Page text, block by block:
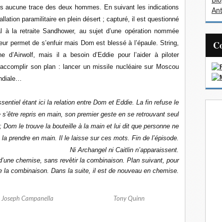
aucune trace des deux hommes. En suivant les indications
paramilitaire en plein désert ; capturé, il est questionné
la retraite Sandhower, au sujet d’une opération nommée
permet de s’enfuir mais Dom est blessé à l’épaule. String,
d’Airwolf, mais il a besoin d’Eddie pour l’aider à piloter
son plan : lancer un missile nucléaire sur Moscou
étant ici la relation entre Dom et Eddie. La fin refuse le
repris en main, son premier geste en se retrouvant seul
Dom le trouve la bouteille à la main et lui dit que personne ne
prendre en main. Il le laisse sur ces mots. Fin de l’épisode.
Ni Archangel ni Caitlin n’apparaissent.
chemise, sans revêtir la combinaison. Plan suivant, pour
la combinaison. Dans la suite, il est de nouveau en chemise.
Joseph Campanella Tony Quinn